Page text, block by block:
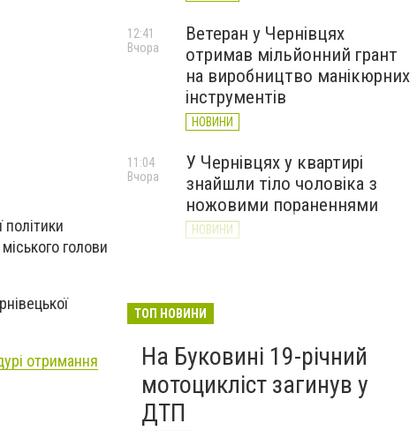
голови
отримання
Ветеран у Чернівцях
отримав мільйонний грант
на виробництво манікюрних
інструментів
НОВИНИ
12:41
Вчора
У Чернівцях у квартирі
знайшли тіло чоловіка з
ножовими пораненнями
НОВИНИ
11:04
Вчора
критичну ситуацію з водою
НОВИНИ
ТОП НОВИНИ
На Буковині 19-річний
мотоцикліст загинув у
ДТП